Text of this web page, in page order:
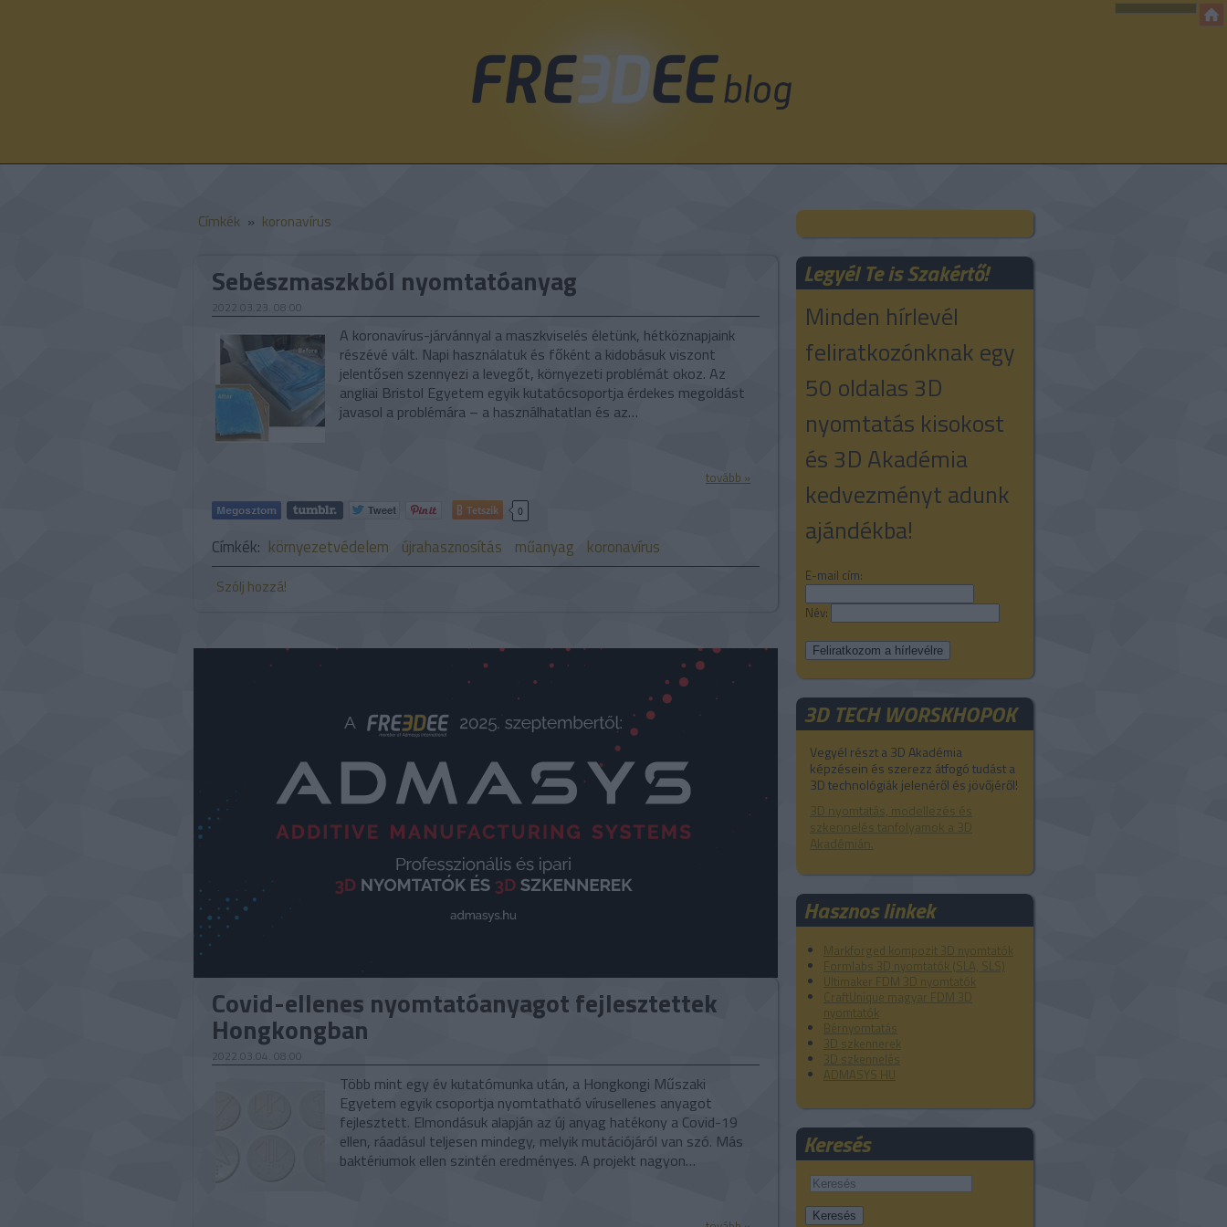
Legyél Te is Szakértő!
Minden hírlevél
feliratkozónknak egy
50 oldalas 3D
nyomtatás kisokost
és 3D Akadémia
kedvezményt adunk
ajándékba!
E-mail cím:
Név:
3D TECH WORSKHOPOK
Vegyél részt a 3D Akadémia
képzésein és szerezz átfogó tudást a
3D technológiák jelenéről és jövőjéről!
3D nyomtatás, modellezés és
szkennelés tanfolyamok a 3D
Akadémián.
Hasznos linkek
Markforged kompozit 3D nyomtatók
Formlabs 3D nyomtatók (SLA, SLS)
Ultimaker FDM 3D nyomtatók
CraftUnique magyar FDM 3D
nyomtatók
Bérnyomtatás
3D szkennerek
3D szkennelés
ADMASYS HU
Keresés
Címkék » koronavírus
Sebészmaszkból nyomtatóanyag
2022.03.23. 08:00
A koronavírus-járvánnyal a maszkviselés életünk, hétköznapjaink
részévé vált. Napi használatuk és főként a kidobásuk viszont
jelentősen szennyezi a levegőt, környezeti problémát okoz. Az
angliai Bristol Egyetem egyik kutatócsoportja érdekes megoldást
javasol a problémára – a használhatatlan és az…
tovább »
Tetszik 0
Címkék: környezetvédelem újrahasznosítás műanyag koronavírus
Szólj hozzá!
Covid-ellenes nyomtatóanyagot fejlesztettek
Hongkongban
2022.03.04. 08:00
Több mint egy év kutatómunka után, a Hongkongi Műszaki
Egyetem egyik csoportja nyomtatható vírusellenes anyagot
fejlesztett. Elmondásuk alapján az új anyag hatékony a Covid-19
ellen, ráadásul teljesen mindegy, melyik mutációjáról van szó. Más
baktériumok ellen szintén eredményes. A projekt nagyon…